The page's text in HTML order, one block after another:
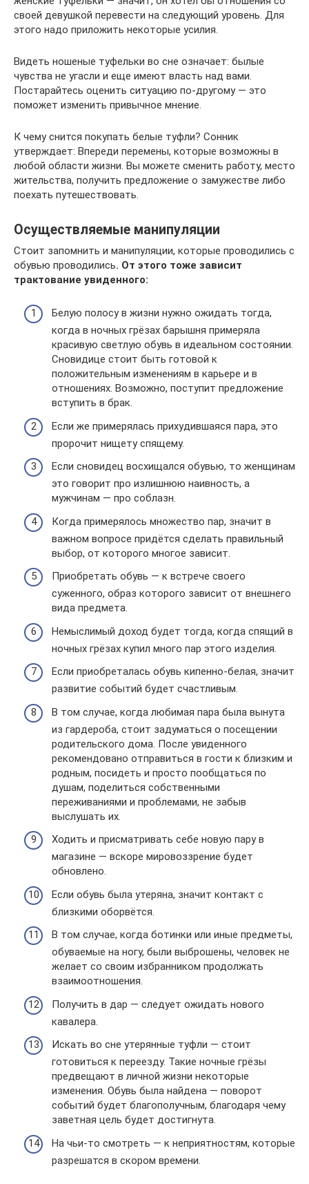
своей девушкой перевести на следующий уровень. Для
этого надо приложить некоторые усилия.
Видеть ношеные туфельки во сне означает: былые
чувства не угасли и еще имеют власть над вами.
Постарайтесь оценить ситуацию по-другому — это
поможет изменить привычное мнение.
К чему снится покупать белые туфли? Сонник
утверждает: Впереди перемены, которые возможны в
любой области жизни. Вы можете сменить работу, место
жительства, получить предложение о замужестве либо
поехать путешествовать.
Осуществляемые манипуляции
Стоит запомнить и манипуляции, которые проводились с
обувью проводились. От этого тоже зависит
трактование увиденного:
Белую полосу в жизни нужно ожидать тогда,
когда в ночных грёзах барышня примеряла
красивую светлую обувь в идеальном состоянии.
Сновидице стоит быть готовой к
положительным изменениям в карьере и в
отношениях. Возможно, поступит предложение
вступить в брак.
Если же примерялась прихудившаяся пара, это
пророчит нищету спящему.
Если сновидец восхищался обувью, то женщинам
это говорит про излишнюю наивность, а
мужчинам — про соблазн.
Когда примерялось множество пар, значит в
важном вопросе придётся сделать правильный
выбор, от которого многое зависит.
Приобретать обувь — к встрече своего
суженного, образ которого зависит от внешнего
вида предмета.
Немыслимый доход будет тогда, когда спящий в
ночных грёзах купил много пар этого изделия.
Если приобреталась обувь кипенно-белая, значит
развитие событий будет счастливым.
В том случае, когда любимая пара была вынута
из гардероба, стоит задуматься о посещении
родительского дома. После увиденного
рекомендовано отправиться в гости к близким и
родным, посидеть и просто пообщаться по
душам, поделиться собственными
переживаниями и проблемами, не забыв
выслушать их.
Ходить и присматривать себе новую пару в
магазине — вскоре мировоззрение будет
обновлено.
Если обувь была утеряна, значит контакт с
близкими оборвётся.
В том случае, когда ботинки или иные предметы,
обуваемые на ногу, были выброшены, человек не
желает со своим избранником продолжать
взаимоотношения.
Получить в дар — следует ожидать нового
кавалера.
Искать во сне утерянные туфли — стоит
готовиться к переезду. Такие ночные грёзы
предвещают в личной жизни некоторые
изменения. Обувь была найдена — поворот
событий будет благополучным, благодаря чему
заветная цель будет достигнута.
На чьи-то смотреть — к неприятностям, которые
разрешатся в скором времени.